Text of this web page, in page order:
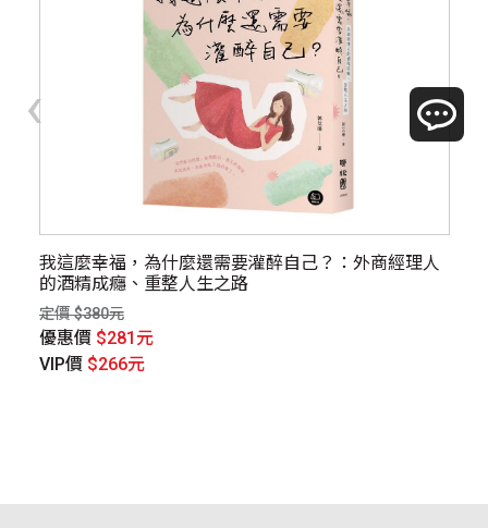
我這麼幸福，為什麼還需要灌醉自己？：外商經理人
的酒精成癮、重整人生之路
定價 $380元
優惠價 $281元
VIP價 $266元
‹ ›